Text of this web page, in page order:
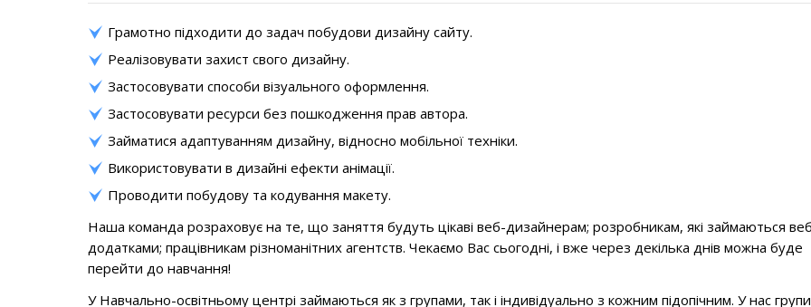
Грамотно підходити до задач побудови дизайну сайту.
Реалізовувати захист свого дизайну.
Застосовувати способи візуального оформлення.
Застосовувати ресурси без пошкодження прав автора.
Займатися адаптуванням дизайну, відносно мобільної техніки.
Використовувати в дизайні ефекти анімації.
Проводити побудову та кодування макету.
Наша команда розраховує на те, що заняття будуть цікаві веб-дизайнерам; розробникам, які займаються
додатками; працівникам різноманітних агентств. Чекаємо Вас сьогодні, і вже через декілька днів можна буде
перейти до навчання!
У Навчально-освітньому центрі займаються як з групами, так і індивідуально з кожним підопічним. У нас групи